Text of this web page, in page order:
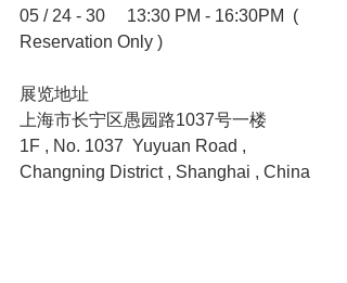
05 / 24 - 30     13:30 PM - 16:30PM  (
Reservation Only )
展览地址
上海市长宁区愚园路1037号一楼
1F , No. 1037  Yuyuan Road ,
Changning District , Shanghai , China